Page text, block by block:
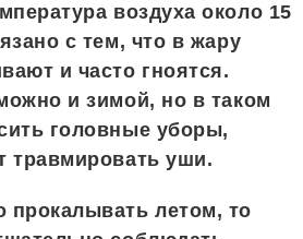
воздуха около 15
с тем, что в жару
и часто гноятся.
и зимой, но в таком
головные уборы,
травмировать уши.
летом, то